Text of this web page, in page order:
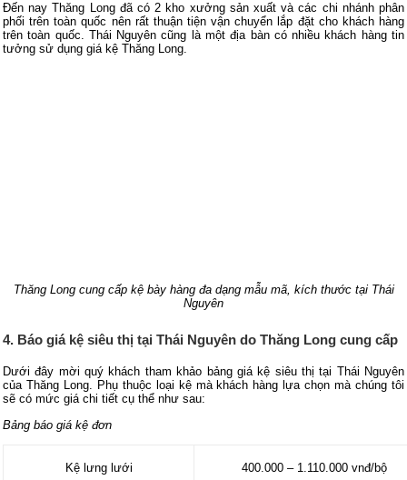
Đến nay Thăng Long đã có 2 kho xưởng sản xuất và các chi nhánh phân
phối trên toàn quốc nên rất thuận tiện vận chuyển lắp đặt cho khách hàng
trên toàn quốc. Thái Nguyên cũng là một địa bàn có nhiều khách hàng tin
tưởng sử dụng giá kệ Thăng Long.
Thăng Long cung cấp kệ bày hàng đa dạng mẫu mã, kích thước tại Thái
Nguyên
4. Báo giá kệ siêu thị tại Thái Nguyên do Thăng Long cung cấp
Dưới đây mời quý khách tham khảo bảng giá kệ siêu thị tại Thái Nguyên
của Thăng Long. Phụ thuộc loại kệ mà khách hàng lựa chọn mà chúng tôi
sẽ có mức giá chi tiết cụ thể như sau:
Bảng báo giá kệ đơn
Kệ lưng lưới 400.000 – 1.110.000 vnđ/bộ